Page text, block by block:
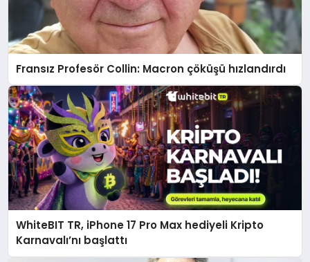
Fransız Profesör Collin: Macron çöküşü hızlandırdı
WhiteBIT TR, iPhone 17 Pro Max hediyeli Kripto
Karnavalı’nı başlattı